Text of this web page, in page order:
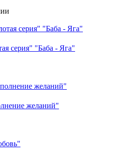
серия" "Баба - Яга"
желаний"